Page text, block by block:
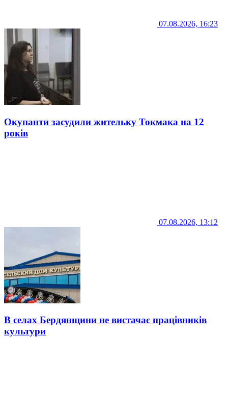
07.08.2026, 16:23
Окупанти засудили жительку Токмака на 12
років
07.08.2026, 13:12
В селах Бердянщини не вистачає працівників
культури